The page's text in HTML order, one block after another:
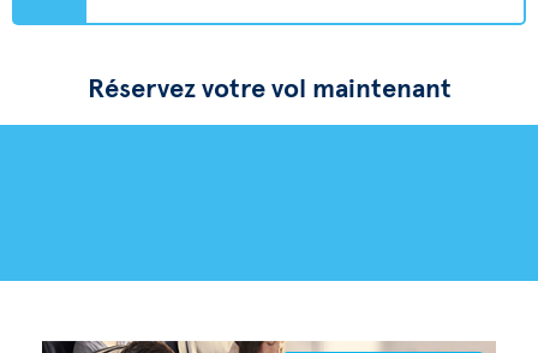
Réservez votre vol maintenant